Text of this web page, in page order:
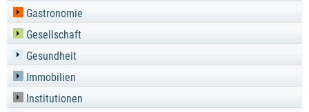
Gastronomie
Gesellschaft
Gesundheit
Immobilien
Institutionen